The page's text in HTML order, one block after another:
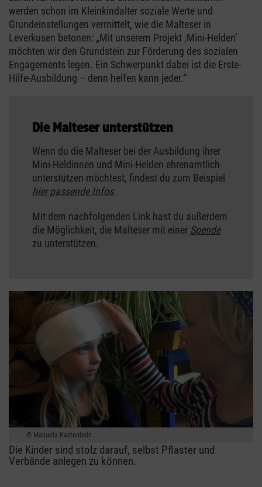
werden schon im Kleinkindalter soziale Werte und
Grundeinstellungen vermittelt, wie die Malteser in
Leverkusen betonen: „Mit unserem Projekt ‚Mini-Helden‘
möchten wir den Grundstein zur Förderung des sozialen
Engagements legen. Ein Schwerpunkt dabei ist die Erste-
Hilfe-Ausbildung – denn helfen kann jeder.“
Die Malteser unterstützen
Wenn du die Malteser bei der Ausbildung ihrer
Mini-Heldinnen und Mini-Helden ehrenamtlich
unterstützen möchtest, findest du zum Beispiel
hier passende Infos.
Mit dem nachfolgenden Link hast du außerdem
die Möglichkeit, die Malteser mit einer Spende
zu unterstützen.
Manuela Kastenbein
Die Kinder sind stolz darauf, selbst Pflaster und
Verbände anlegen zu können.